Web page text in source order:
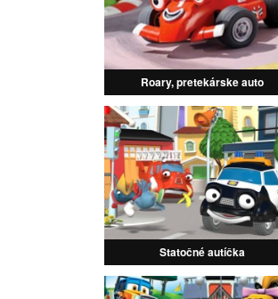
Roary, pretekárske auto
Statočné autíčka